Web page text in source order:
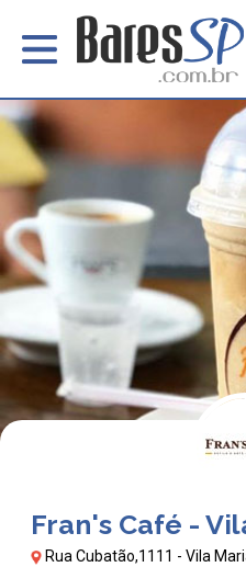
Fran's Café -
Rua Cubatão,1111 - Vila